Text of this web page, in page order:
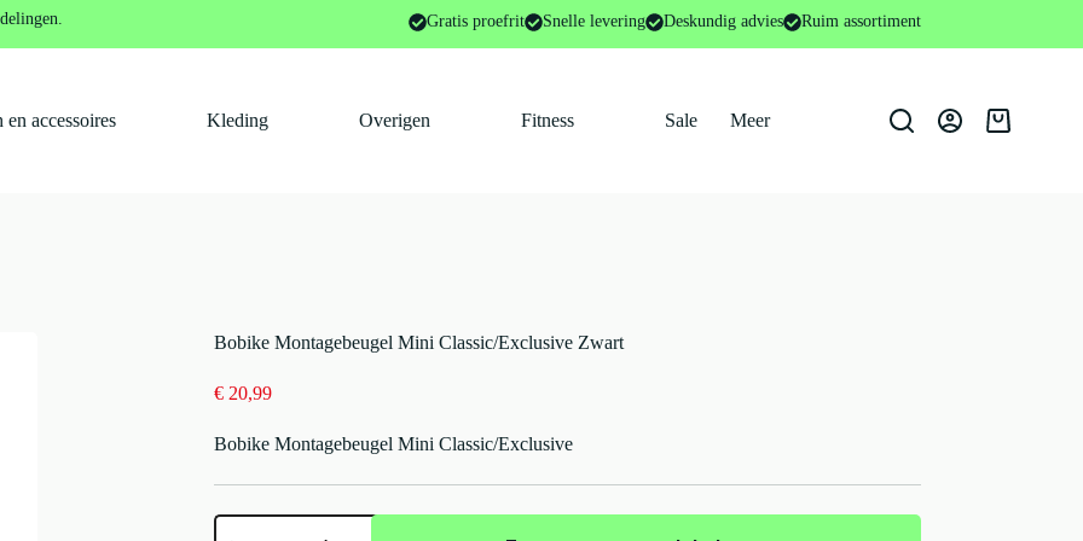
Gratis proefrit Snelle levering Deskundig advies Ruim assortiment
en accessoires Kleding Overigen Fitness Sale Meer
en onderdelen Bobike Montagebeugel Mini Classic/Exclusive Zwart
Bobike Montagebeugel Mini Classic/Exclusive Zwart
€20,99
Bobike Montagebeugel Mini Classic/Exclusive
Bobike